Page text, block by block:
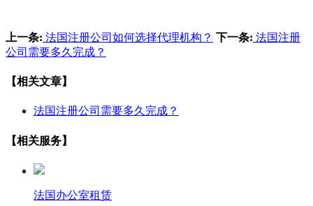
上一条: 法国注册公司如何选择代理机构？ 下一条: 法国注册
公司需要多久完成？
【相关文章】
法国注册公司需要多久完成？
【相关服务】
法国办公室租赁